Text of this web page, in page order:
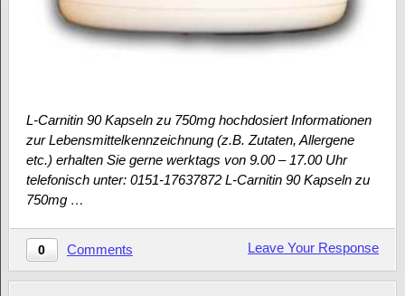
L-Carnitin 90 Kapseln zu 750mg hochdosiert Informationen
zur Lebensmittelkennzeichnung (z.B. Zutaten, Allergene
etc.) erhalten Sie gerne werktags von 9.00 – 17.00 Uhr
telefonisch unter: 0151-17637872 L-Carnitin 90 Kapseln zu
750mg …
0 Comments Leave Your Response